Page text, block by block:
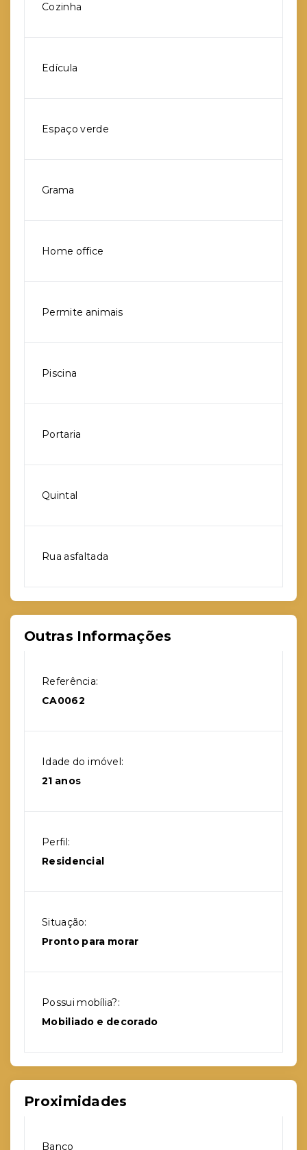
Cozinha
Edícula
Espaço verde
Grama
Home office
Permite animais
Piscina
Portaria
Quintal
Rua asfaltada
Outras Informações
Referência:
CA0062
Idade do imóvel:
21 anos
Perfil:
Residencial
Situação:
Pronto para morar
Possui mobília?:
Mobiliado e decorado
Proximidades
Banco